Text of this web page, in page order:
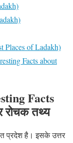
Places of Ladakh)
Facts about
Facts
रोचक तथ्य
प्रदेश है। इसके उत्तर